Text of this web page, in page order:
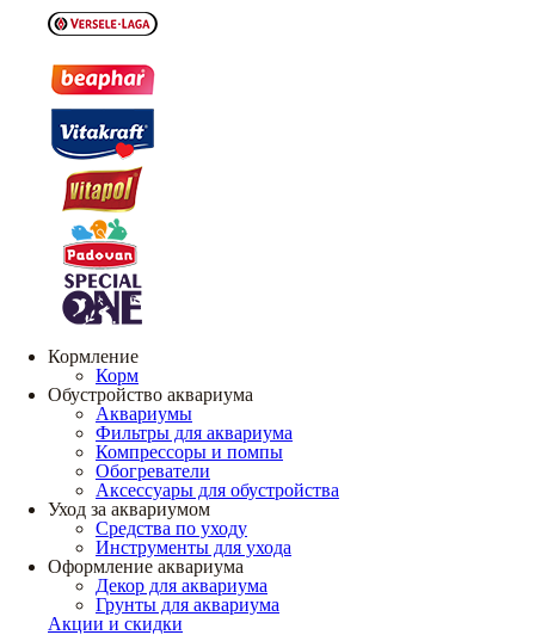
Кормление
Корм
Обустройство аквариума
Аквариумы
Фильтры для аквариума
Компрессоры и помпы
Обогреватели
Аксессуары для обустройства
Уход за аквариумом
Средства по уходу
Инструменты для ухода
Оформление аквариума
Декор для аквариума
Грунты для аквариума
Акции и скидки